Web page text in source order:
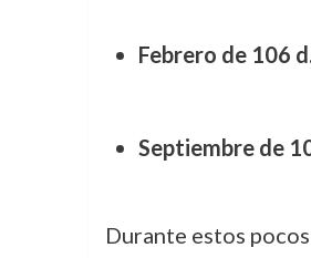
Febrero de 106
Septiembre de
Durante estos